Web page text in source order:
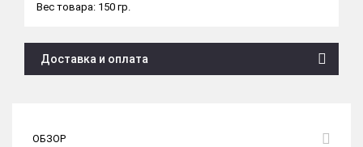
Вес товара: 150 гр.
Доставка и оплата
ОБЗОР